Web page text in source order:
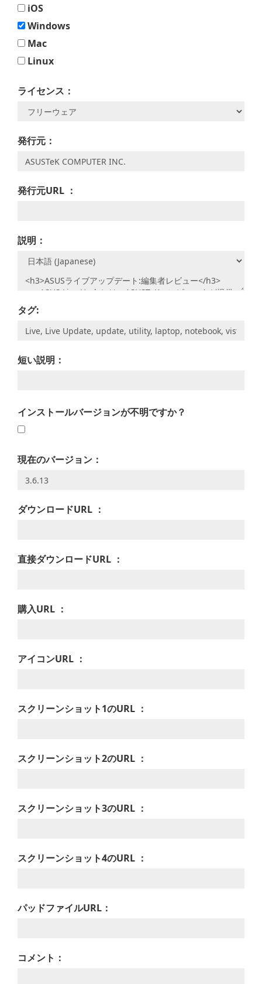
iOS
Windows
Mac
Linux
ライセンス：
発行元：
発行元URL ：
説明：
タグ:
短い説明：
インストールバージョンが不明ですか？
現在のバージョン：
ダウンロードURL ：
直接ダウンロードURL ：
購入URL ：
アイコンURL ：
スクリーンショット1のURL ：
スクリーンショット2のURL ：
スクリーンショット3のURL ：
スクリーンショット4のURL ：
パッドファイルURL：
コメント：